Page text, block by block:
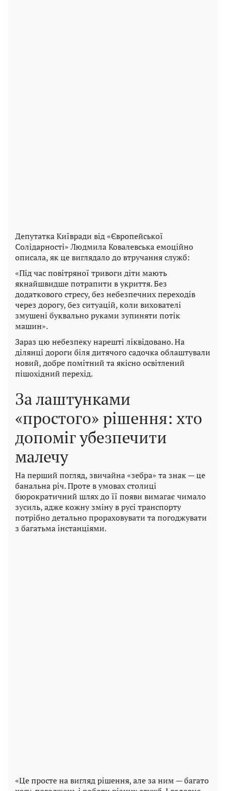
Депутатка Київради від «Європейської
Солідарності» Людмила Ковалевська емоційно
описала, як це виглядало до втручання служб:
«Під час повітряної тривоги діти мають
якнайшвидше потрапити в укриття. Без
додаткового стресу, без небезпечних переходів
через дорогу, без ситуацій, коли вихователі
змушені буквально руками зупиняти потік
машин».
Зараз цю небезпеку нарешті ліквідовано. На
ділянці дороги біля дитячого садочка облаштували
новий, добре помітний та якісно освітлений
пішохідний перехід.
За лаштунками
«простого» рішення: хто
допоміг убезпечити
малечу
На перший погляд, звичайна «зебра» та знак — це
банальна річ. Проте в умовах столиці
бюрократичний шлях до її появи вимагає чимало
зусиль, адже кожну зміну в русі транспорту
потрібно детально прораховувати та погоджувати
з багатьма інстанціями.
«Це просте на вигляд рішення, але за ним — багато